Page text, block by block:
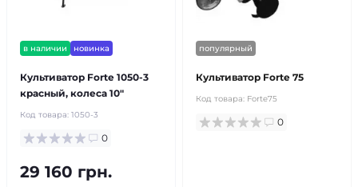
в наличии новинка
Культиватор Forte 1050-3
красный, колеса 10"
Код товара: 1050-3
0
29 160 грн.
популярный
Культиватор Forte 75
Код товара: Forte75
0